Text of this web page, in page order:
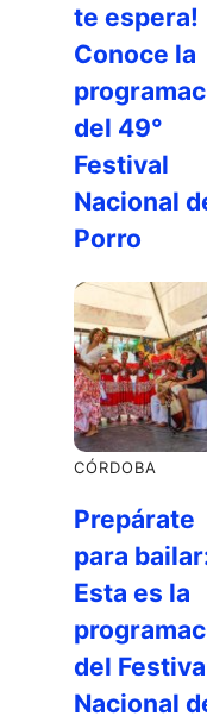
te espera!
Conoce la
del 49°
Festival
Nacional
Porro
CÓRDOBA
Prepárate
para
Esta es la
del
Nacional